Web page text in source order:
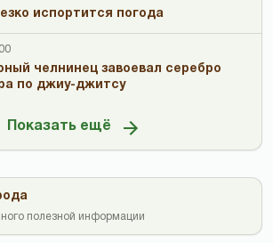
испортится погода
челнинец завоевал серебро
по джиу-джитсу
Показать ещё
полезной информации